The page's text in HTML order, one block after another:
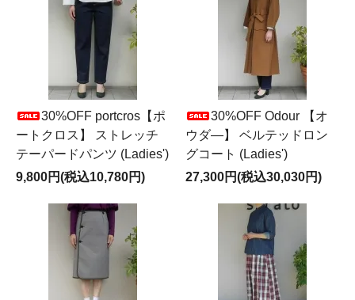
30%OFF portcros【ポ
ートクロス】 ストレッチ
テーパードパンツ (Ladies')
9,800円(税込10,780円)
30%OFF Odour 【オ
ウダ―】 ベルテッドロン
グコート (Ladies')
27,300円(税込30,030円)